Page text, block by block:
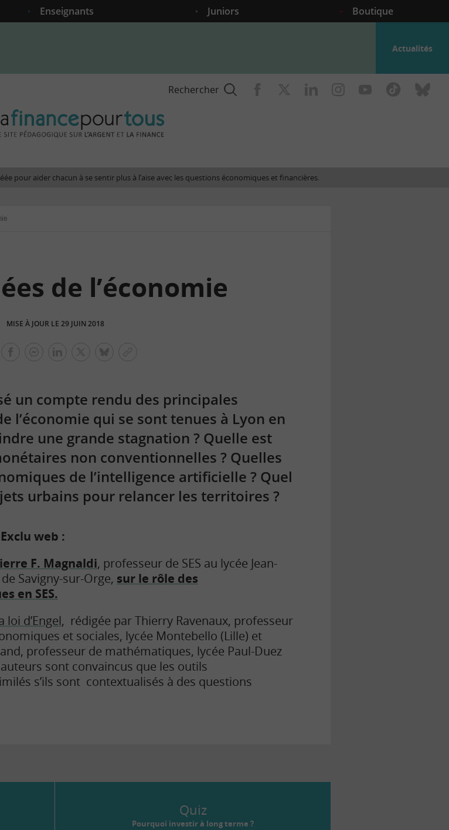
Enseignants Juniors Boutique
Actualités
Rechercher
finance
site
pour aider chacun à se sentir plus à l’aise avec les questions économiques et financières.
de l’économie
MISE À JOUR LE 29 JUIN 2018
un compte rendu des principales
l’économie qui se sont tenues à Lyon en
une grande stagnation ? Quelle est
non conventionnelles ? Quelles
de l’intelligence artificielle ? Quel
urbains pour relancer les territoires ?
Exclu web :
F. Magnaldi, professeur de SES au lycée Jean-
Savigny-sur-Orge, sur le rôle des
en SES.
loi d’Engel, rédigée par Thierry Ravenaux, professeur
et sociales, lycée Montebello (Lille) et
professeur de mathématiques, lycée Paul-Duez
sont convaincus que les outils
s’ils sont contextualisés à des questions
Quiz
Pourquoi investir à long terme ?